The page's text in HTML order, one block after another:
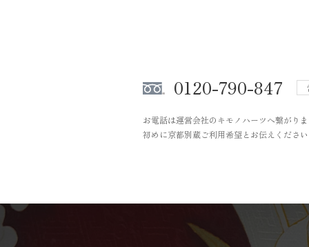
0120-790-847
お電話は運営会社のキモノハーツへ繋がり
初めに京都別蔵ご利用希望とお伝えくださ